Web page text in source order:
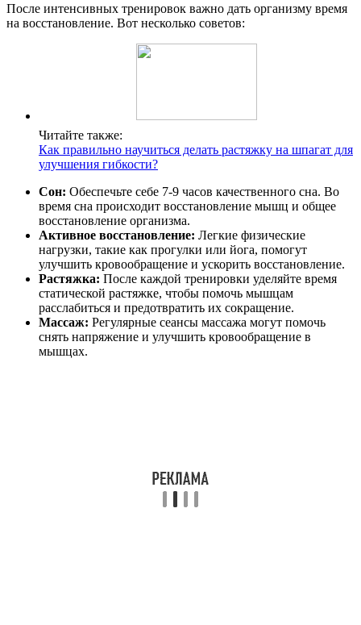
После интенсивных тренировок важно дать организму время
на восстановление. Вот несколько советов:
Читайте также:
Как правильно научиться делать растяжку на шпагат для
улучшения гибкости?
Сон: Обеспечьте себе 7-9 часов качественного сна. Во
время сна происходит восстановление мышц и общее
восстановление организма.
Активное восстановление: Легкие физические
нагрузки, такие как прогулки или йога, помогут
улучшить кровообращение и ускорить восстановление.
Растяжка: После каждой тренировки уделяйте время
статической растяжке, чтобы помочь мышцам
расслабиться и предотвратить их сокращение.
Массаж: Регулярные сеансы массажа могут помочь
снять напряжение и улучшить кровообращение в
мышцах.